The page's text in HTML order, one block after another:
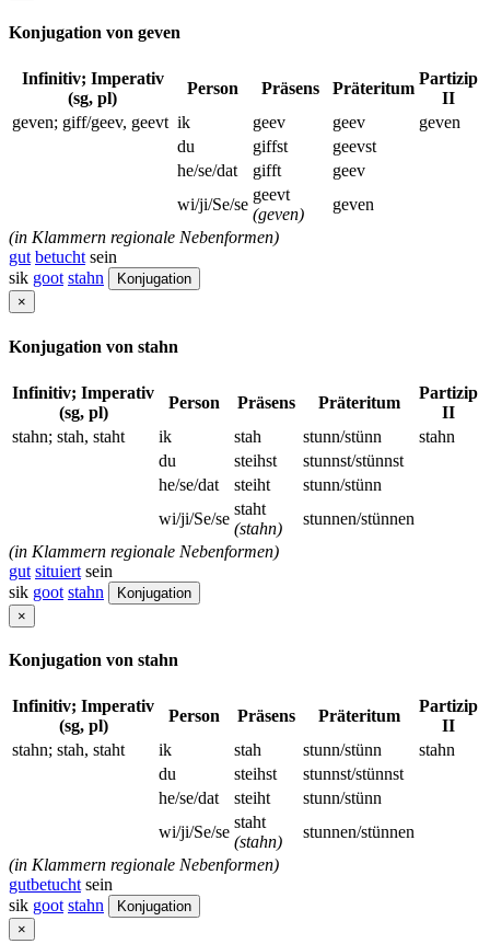
Konjugation von geven
Infinitiv; Imperativ
(sg, pl)
Person Präsens Präteritum
Partizip
II
geven; giff/geev, geevt ik geev geev
geven
du
giffst
geevst
he/se/dat
gifft
geev
wi/ji/Se/se
geevt
(geven)
geven
(in Klammern regionale Nebenformen)
gut betucht sein
sik goot stahn
Konjugation
×
Konjugation von stahn
Infinitiv; Imperativ
(sg, pl)
Person Präsens Präteritum
Partizip
II
stahn; stah, staht
ik stah stunn/stünn
stahn
du
steihst
stunnst/stünnst
he/se/dat
steiht
stunn/stünn
wi/ji/Se/se
staht
(stahn)
stunnen/stünnen
(in Klammern regionale Nebenformen)
gut situiert sein
sik goot stahn
Konjugation
×
Konjugation von stahn
Infinitiv; Imperativ
(sg, pl)
Person Präsens Präteritum
Partizip
II
stahn; stah, staht
ik stah stunn/stünn
stahn
du
steihst
stunnst/stünnst
he/se/dat
steiht
stunn/stünn
wi/ji/Se/se
staht
(stahn)
stunnen/stünnen
(in Klammern regionale Nebenformen)
gutbetuchtsein
sik goot stahn
Konjugation
×